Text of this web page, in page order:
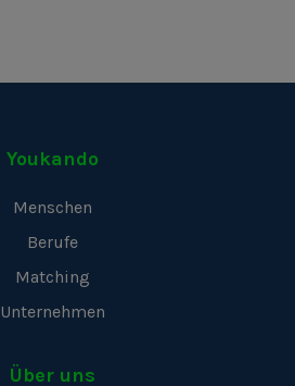
Youkando
Menschen
Berufe
Matching
Unternehmen
Über uns